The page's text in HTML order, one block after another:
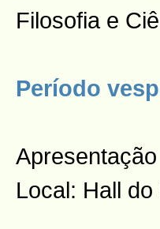
Filosofia e
Período
Local: Hall